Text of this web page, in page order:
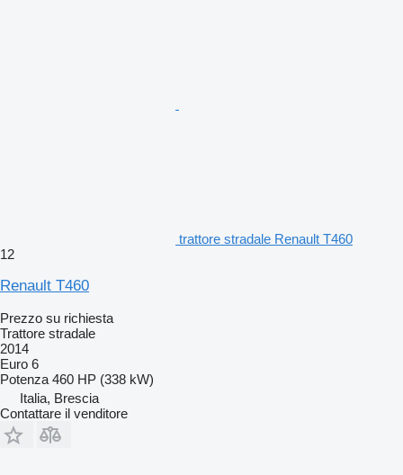
trattore stradale Renault T460
12
Renault T460
Prezzo su richiesta
Trattore stradale
2014
Euro 6
Potenza 460 HP (338 kW)
Italia, Brescia
Contattare il venditore